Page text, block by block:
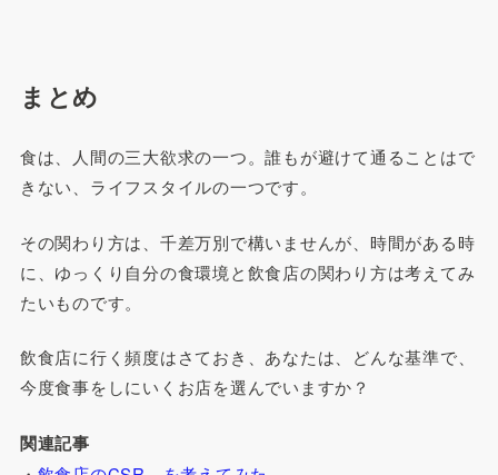
まとめ
食は、人間の三大欲求の一つ。誰もが避けて通ることはで
きない、ライフスタイルの一つです。
その関わり方は、千差万別で構いませんが、時間がある時
に、ゆっくり自分の食環境と飲食店の関わり方は考えてみ
たいものです。
飲食店に行く頻度はさておき、あなたは、どんな基準で、
今度食事をしにいくお店を選んでいますか？
関連記事